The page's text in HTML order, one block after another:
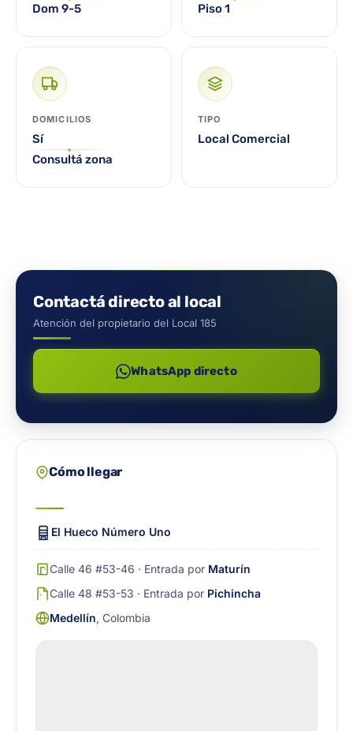
Dom 9-5
Piso 1
DOMICILIOS
Sí
Consultá zona
TIPO
Local Comercial
Contactá directo al local
Atención del propietario del Local 185
WhatsApp directo
Cómo llegar
El Hueco Número Uno
Calle 46 #53-46 · Entrada por Maturín
Calle 48 #53-53 · Entrada por Pichincha
Medellín, Colombia